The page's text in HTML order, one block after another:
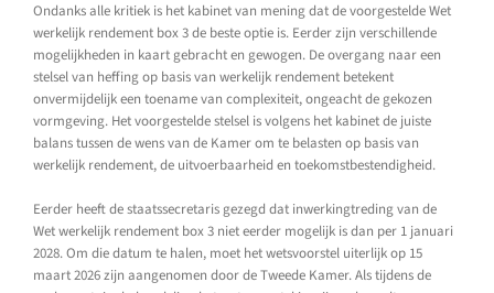
Ondanks alle kritiek is het kabinet van mening dat de voorgestelde Wet
werkelijk rendement box 3 de beste optie is. Eerder zijn verschillende
mogelijkheden in kaart gebracht en gewogen. De overgang naar een
stelsel van heffing op basis van werkelijk rendement betekent
onvermijdelijk een toename van complexiteit, ongeacht de gekozen
vormgeving. Het voorgestelde stelsel is volgens het kabinet de juiste
balans tussen de wens van de Kamer om te belasten op basis van
werkelijk rendement, de uitvoerbaarheid en toekomstbestendigheid.
Eerder heeft de staatssecretaris gezegd dat inwerkingtreding van de
Wet werkelijk rendement box 3 niet eerder mogelijk is dan per 1 januari
2028. Om die datum te halen, moet het wetsvoorstel uiterlijk op 15
maart 2026 zijn aangenomen door de Tweede Kamer. Als tijdens de